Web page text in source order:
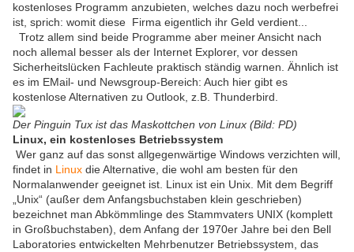
kostenloses Programm anzubieten, welches dazu noch werbefrei
ist, sprich: womit diese Firma eigentlich ihr Geld verdient...
Trotz allem sind beide Programme aber meiner Ansicht nach
noch allemal besser als der Internet Explorer, vor dessen
Sicherheitslücken Fachleute praktisch ständig warnen. Ähnlich ist
es im EMail- und Newsgroup-Bereich: Auch hier gibt es
kostenlose Alternativen zu Outlook, z.B. Thunderbird.
Der Pinguin Tux ist das Maskottchen von Linux (Bild: PD)
Linux, ein kostenloses Betriebssystem
Wer ganz auf das sonst allgegenwärtige Windows verzichten will,
findet in Linux die Alternative, die wohl am besten für den
Normalanwender geeignet ist. Linux ist ein Unix. Mit dem Begriff
„Unix“ (außer dem Anfangsbuchstaben klein geschrieben)
bezeichnet man Abkömmlinge des Stammvaters UNIX (komplett
in Großbuchstaben), dem Anfang der 1970er Jahre bei den Bell
Laboratories entwickelten Mehrbenutzer Betriebssystem, das